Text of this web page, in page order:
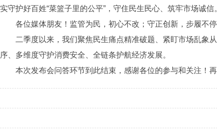
实守护好百姓“菜篮子里的公平”，守住民生民心、筑牢市场诚信
各位媒体朋友！监管为民，初心不改；守正创新，步履不
二季度以来，我们聚焦民生痛点精准破题、紧盯市场乱象
序、多维度守护消费安全、全链条护航经济发展。
本次发布会问答环节到此结束，感谢各位的参与和关注！